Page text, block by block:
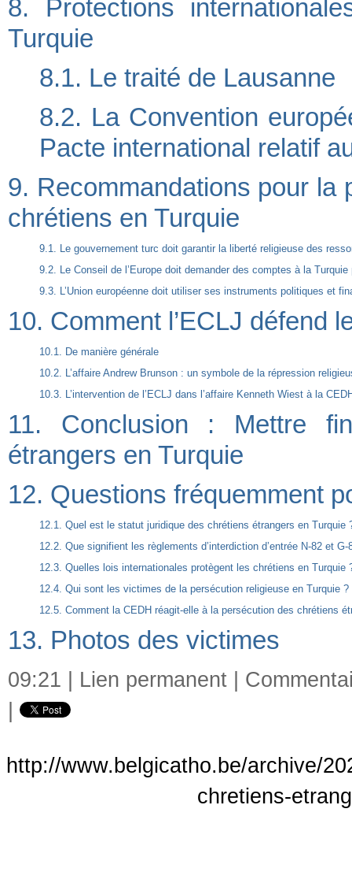
8. Protections
Turquie
8.1. Le traité de Lausanne
8.2. La Convention
Pacte international relatif
9. Recommandations pour la
chrétiens en Turquie
9.1. Le gouvernement turc doit garantir la liberté religieuse des
9.2. Le Conseil de l’Europe doit demander des comptes à la
9.3. L’Union européenne doit utiliser ses instruments politiques et
10. Comment l’ECLJ défend
10.1. De manière générale
10.2. L’affaire Andrew Brunson : un symbole de la répression
10.3. L’intervention de l’ECLJ dans l’affaire Kenneth Wiest à la
11. Conclusion : Mettre
étrangers en Turquie
12. Questions fréquemment
12.1. Quel est le statut juridique des chrétiens étrangers en Turquie
12.2. Que signifient les règlements d’interdiction d’entrée N-82 et G-
12.3. Quelles lois internationales protègent les chrétiens en Turquie
12.4. Qui sont les victimes de la persécution religieuse en Turquie ?
12.5. Comment la CEDH réagit-elle à la persécution des chrétiens
13. Photos des victimes
09:21 | Lien permanent
http://www.belgicatho.be/archive/
chretiens-